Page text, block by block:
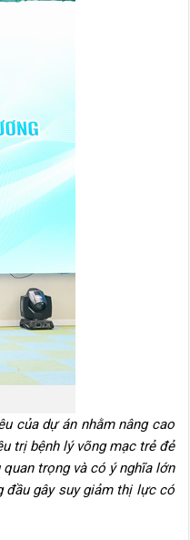
của dự án nhằm nâng cao
trị bệnh lý võng mạc trẻ đẻ
trọng và có ý nghĩa lớn
đầu gây suy giảm thị lực có